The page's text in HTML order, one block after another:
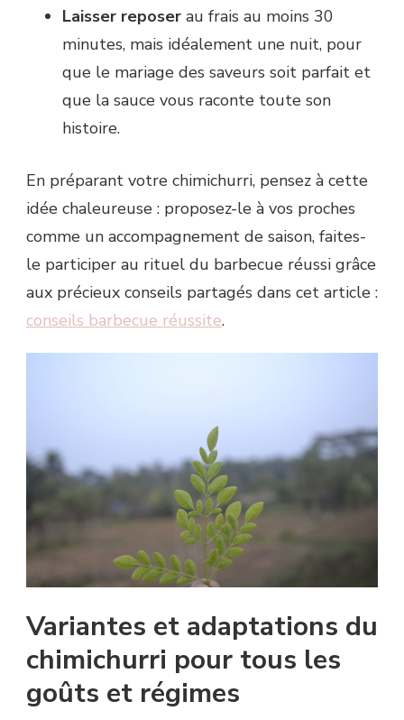
Laisser reposer au frais au moins 30
minutes, mais idéalement une nuit, pour
que le mariage des saveurs soit parfait et
que la sauce vous raconte toute son
histoire.
En préparant votre chimichurri, pensez à cette
idée chaleureuse : proposez-le à vos proches
comme un accompagnement de saison, faites-
le participer au rituel du barbecue réussi grâce
aux précieux conseils partagés dans cet article :
conseils barbecue réussite.
Variantes et adaptations du
chimichurri pour tous les
goûts et régimes